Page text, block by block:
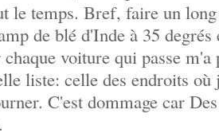
le temps. Bref, faire un
de blé d'Inde à 35
voiture qui passe
liste: celle des endroits où
C'est dommage car